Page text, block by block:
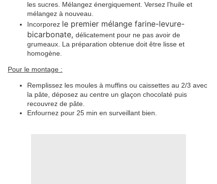
les sucres. Mélangez énergiquement. Versez l'huile et
mélangez à nouveau.
Incorporez le premier mélange farine-levure-
bicarbonate, délicatement pour ne pas avoir de
grumeaux. La préparation obtenue doit être lisse et
homogène.
Pour le montage :
Remplissez les moules à muffins ou caissettes au 2/3 avec
la pâte, déposez au centre un glaçon chocolaté puis
recouvrez de pâte.
Enfournez pour 25 min en surveillant bien.